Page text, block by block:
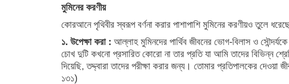
মুমিনের করণীয়
কোরআনে পৃথিবীর স্বরূপ বর্ণনা করার পাশাপাশি মুমিনের করণীয়ও তুলে
১. উপেক্ষা করা : আল্লাহ মুমিনদের পার্থিব জীবনের ভোগ-বিলাস ও
চোখ দুটি কখনো প্রসারিত কোরো না তার প্রতি যা আমি তাদের বিভিন্ন
দিয়েছি, তদ্দ্বারা তাদের পরীক্ষা করার জন্য। তোমার প্রতিপালকের
১৩১)